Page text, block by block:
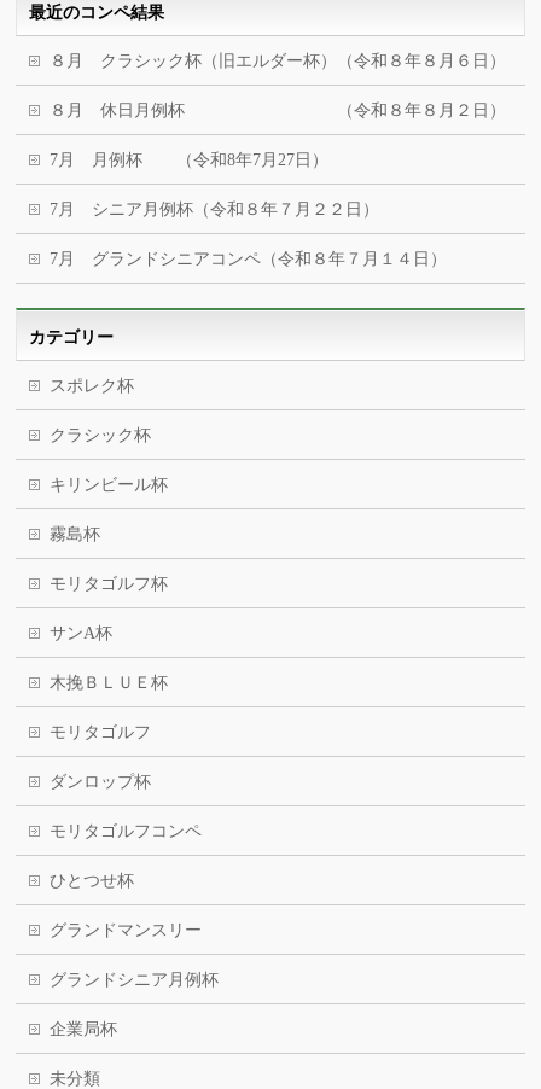
最近のコンペ結果
８月 クラシック杯（旧エルダー杯）（令和８年８月６日）
８月 休日月例杯 （令和８年８月２日）
7月 月例杯 （令和8年7月27日）
7月 シニア月例杯（令和８年７月２２日）
7月 グランドシニアコンペ（令和８年７月１４日）
カテゴリー
スポレク杯
クラシック杯
キリンビール杯
霧島杯
モリタゴルフ杯
サンA杯
木挽ＢＬＵＥ杯
モリタゴルフ
ダンロップ杯
モリタゴルフコンペ
ひとつせ杯
グランドマンスリー
グランドシニア月例杯
企業局杯
未分類